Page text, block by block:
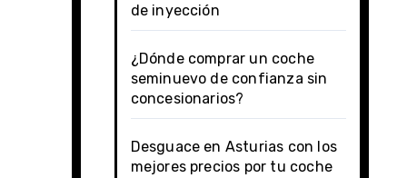
de inyección
¿Dónde comprar un coche
seminuevo de confianza sin
concesionarios?
Desguace en Asturias con los
mejores precios por tu coche